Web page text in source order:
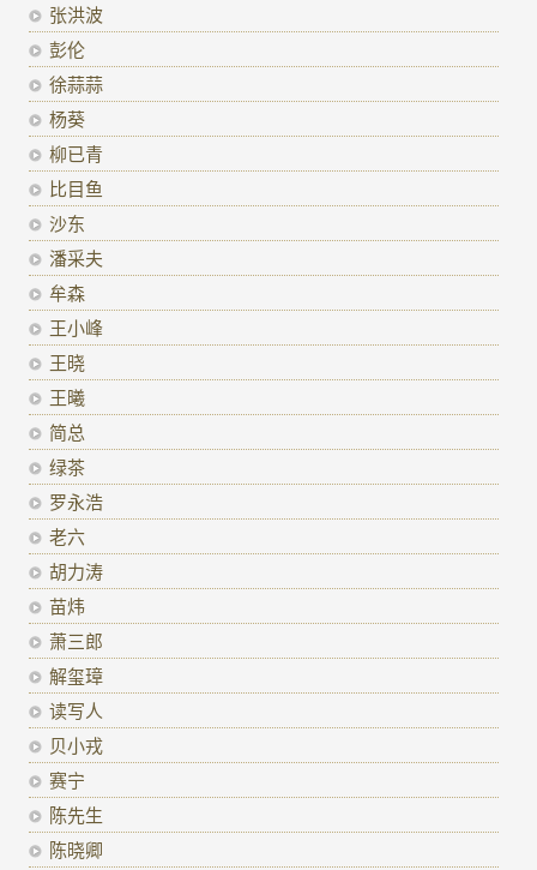
张洪波
彭伦
徐蒜蒜
杨葵
柳已青
比目鱼
沙东
潘采夫
牟森
王小峰
王晓
王曦
简总
绿茶
罗永浩
老六
胡力涛
苗炜
萧三郎
解玺璋
读写人
贝小戎
赛宁
陈先生
陈晓卿